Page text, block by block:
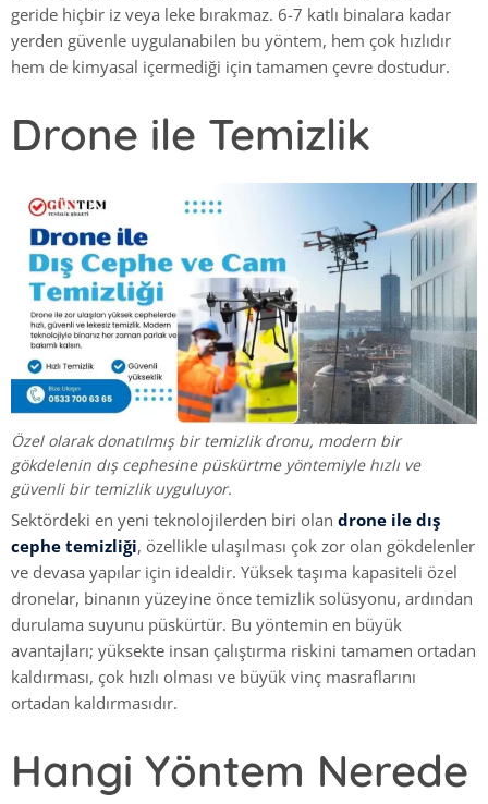
geride hiçbir iz veya leke bırakmaz. 6-7 katlı binalara kadar
yerden güvenle uygulanabilen bu yöntem, hem çok hızlıdır
hem de kimyasal içermediği için tamamen çevre dostudur.
Drone ile Temizlik
Özel olarak donatılmış bir temizlik dronu, modern bir
gökdelenin dış cephesine püskürtme yöntemiyle hızlı ve
güvenli bir temizlik uyguluyor.
Sektördeki en yeni teknolojilerden biri olan drone ile dış
cephe temizliği, özellikle ulaşılması çok zor olan gökdelenler
ve devasa yapılar için idealdir. Yüksek taşıma kapasiteli özel
dronelar, binanın yüzeyine önce temizlik solüsyonu, ardından
durulama suyunu püskürtür. Bu yöntemin en büyük
avantajları; yüksekte insan çalıştırma riskini tamamen ortadan
kaldırması, çok hızlı olması ve büyük vinç masraflarını
ortadan kaldırmasıdır.
Hangi Yöntem Nerede